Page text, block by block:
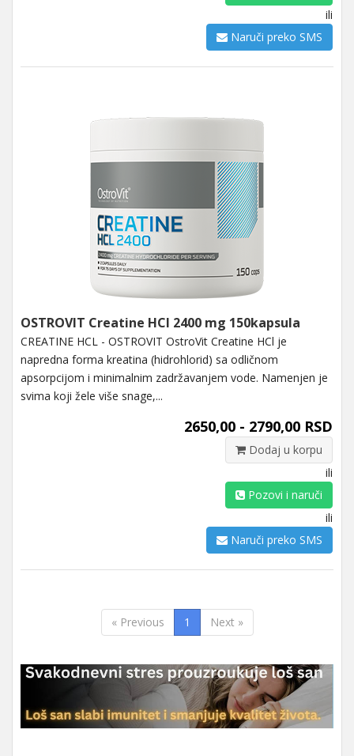
ili
Naruči preko SMS
OSTROVIT Creatine HCl 2400 mg 150kapsula
CREATINE HCL - OSTROVIT OstroVit Creatine HCl je
napredna forma kreatina (hidrohlorid) sa odličnom
apsorpcijom i minimalnim zadržavanjem vode. Namenjen je
svima koji žele više snage,...
2650,00 - 2790,00 RSD
Dodaj u korpu
ili
Pozovi i naruči
ili
Naruči preko SMS
« Previous 1 Next »